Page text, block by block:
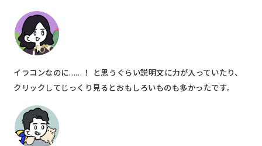
イラコンなのに……！ と思うぐらい説明文に力が入っていたり、
クリックしてじっくり見るとおもしろいものも多かったです。